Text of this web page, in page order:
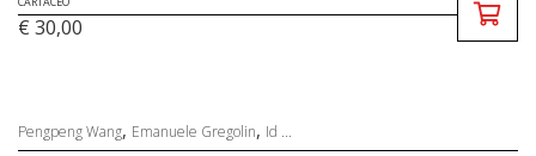
€ 30,00
Pengpeng Wang, Emanuele Gregolin, Id ...